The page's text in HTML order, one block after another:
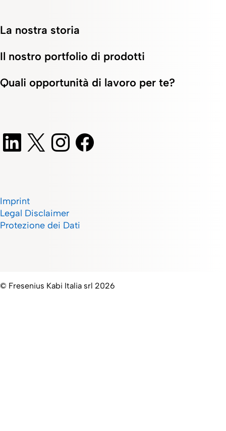
La nostra storia
Il nostro portfolio di prodotti
Quali opportunità di lavoro per te?
Imprint
Legal Disclaimer
Protezione dei Dati
© Fresenius Kabi Italia srl 2026